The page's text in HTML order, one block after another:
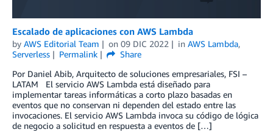
Escalado de aplicaciones con AWS Lambda
by AWS Editorial Team on 09 DIC 2022 in AWS Lambda,
Serverless
Permalink
Share
Por Daniel Abib, Arquitecto de soluciones empresariales, FSI –
LATAM El servicio AWS Lambda está diseñado para
implementar tareas informáticas a corto plazo basadas en
eventos que no conservan ni dependen del estado entre las
invocaciones. El servicio AWS Lambda invoca su código de lógica
de negocio a solicitud en respuesta a eventos de […]